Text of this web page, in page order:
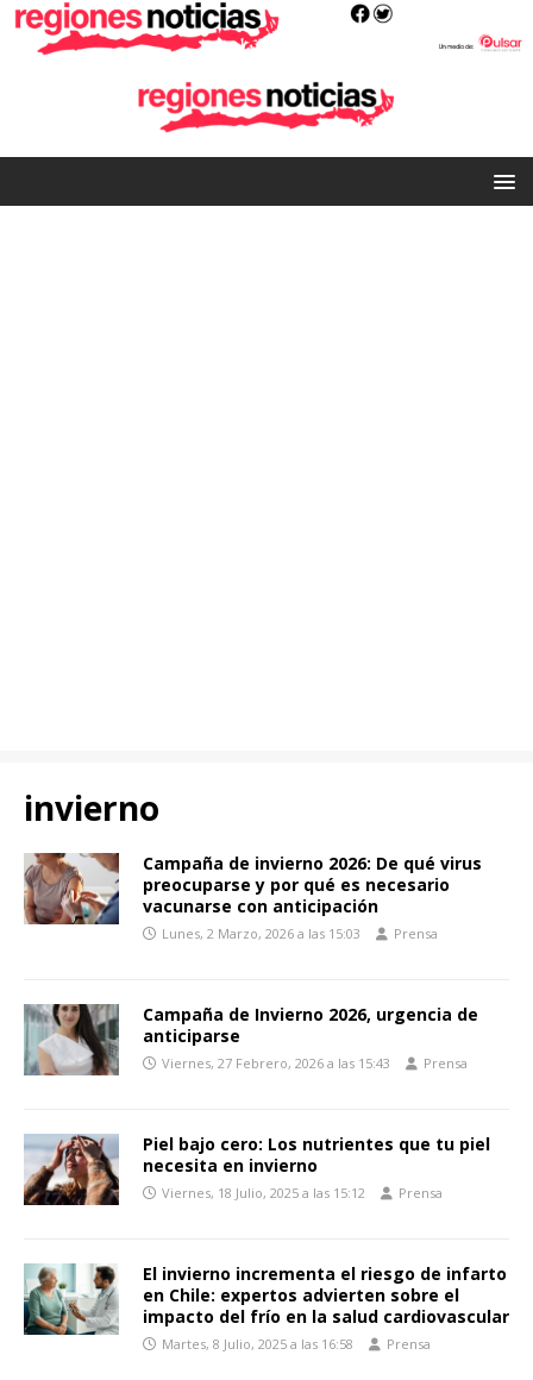
invierno
Campaña de invierno 2026: De qué virus
preocuparse y por qué es necesario
vacunarse con anticipación
Lunes, 2 Marzo, 2026 a las 15:03 Prensa
Campaña de Invierno 2026, urgencia de
anticiparse
Viernes, 27 Febrero, 2026 a las 15:43 Prensa
Piel bajo cero: Los nutrientes que tu piel
necesita en invierno
Viernes, 18 Julio, 2025 a las 15:12 Prensa
El invierno incrementa el riesgo de infarto
en Chile: expertos advierten sobre el
impacto del frío en la salud cardiovascular
Martes, 8 Julio, 2025 a las 16:58 Prensa